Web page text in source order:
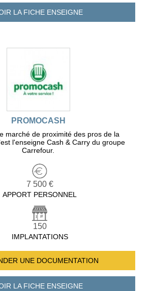
LA FICHEENSEIGNE
PROMOCASH
marché de proximité des pros de la
l'enseigne Cash & Carry du groupe
Carrefour.
7 500 €
APPORT PERSONNEL
150
IMPLANTATIONS
UNE DOCUMENTATION
LA FICHEENSEIGNE